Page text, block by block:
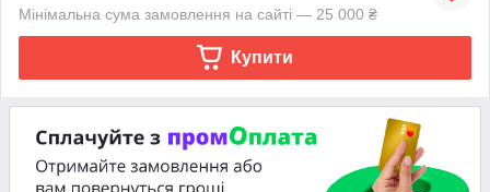
Мінімальна сума замовлення на сайті — 25 000 ₴
Купити